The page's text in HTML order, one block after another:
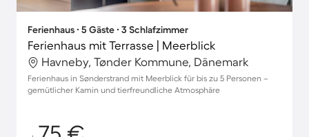
Ferienhaus ∙ 5 Gäste ∙ 3 Schlafzimmer
Ferienhaus mit Terrasse | Meerblick
Havneby, Tønder Kommune, Dänemark
Ferienhaus in Sønderstrand mit Meerblick für bis zu 5 Personen –
gemütlicher Kamin und tierfreundliche Atmosphäre